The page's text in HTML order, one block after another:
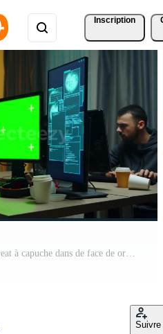
Inscription
pirate fille portant une noir sweat à capuche dans de face de ordinateur avec vert filtrer. identité vol. Vidéo Pro
Suivre